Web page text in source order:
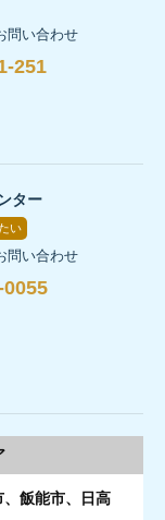
問い合わせ
251
ター
い
問い合わせ
飯能市、日高